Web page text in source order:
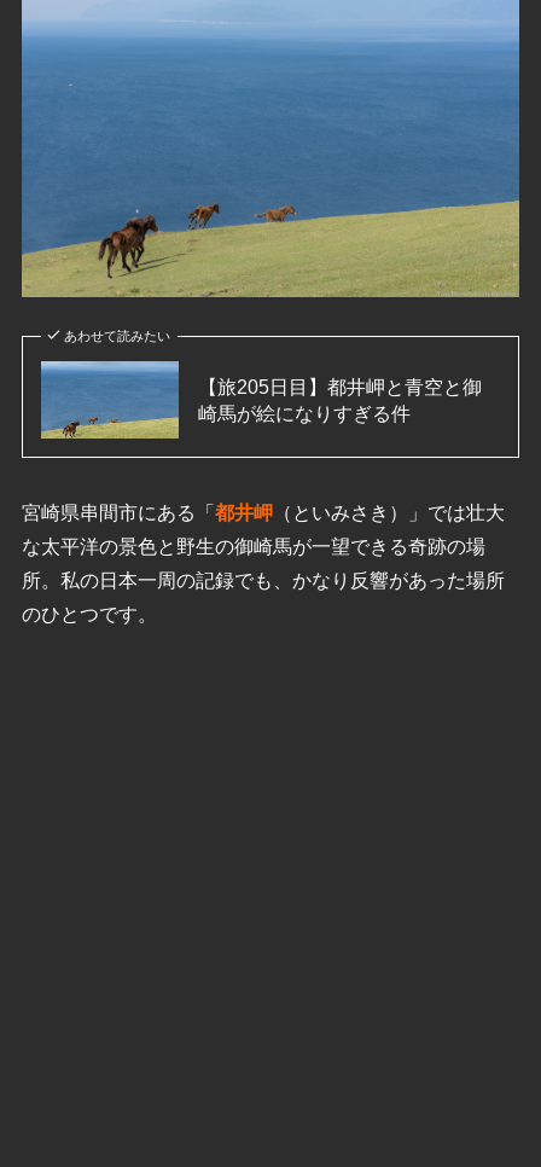
あわせて読みたい
【旅205日目】都井岬と青空と御
崎馬が絵になりすぎる件
宮崎県串間市にある「 都井岬（といみさき）」では壮大
な太平洋の景色と野生の御崎馬が一望できる奇跡の場
所。私の日本一周の記録でも、かなり反響があった場所
のひとつです。